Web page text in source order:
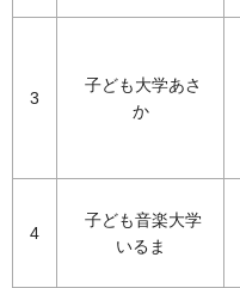
3
子ども大学あさ
か
4
子ども音楽大学
いるま